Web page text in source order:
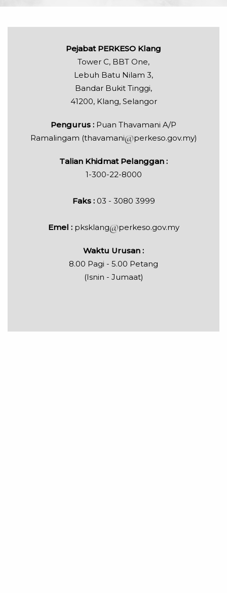
Pejabat PERKESO Klang
Tower C, BBT One,
Lebuh Batu Nilam 3,
Bandar Bukit Tinggi,
41200, Klang, Selangor
Pengurus : Puan Thavamani A/P
Ramalingam (thavamani
perkeso.gov.my)
Talian Khidmat Pelanggan :
1-300-22-8000
Faks : 03 - 3080 3999
Emel :pksklang perkeso.gov.my
Waktu Urusan :
8.00 Pagi - 5.00 Petang
(Isnin - Jumaat)